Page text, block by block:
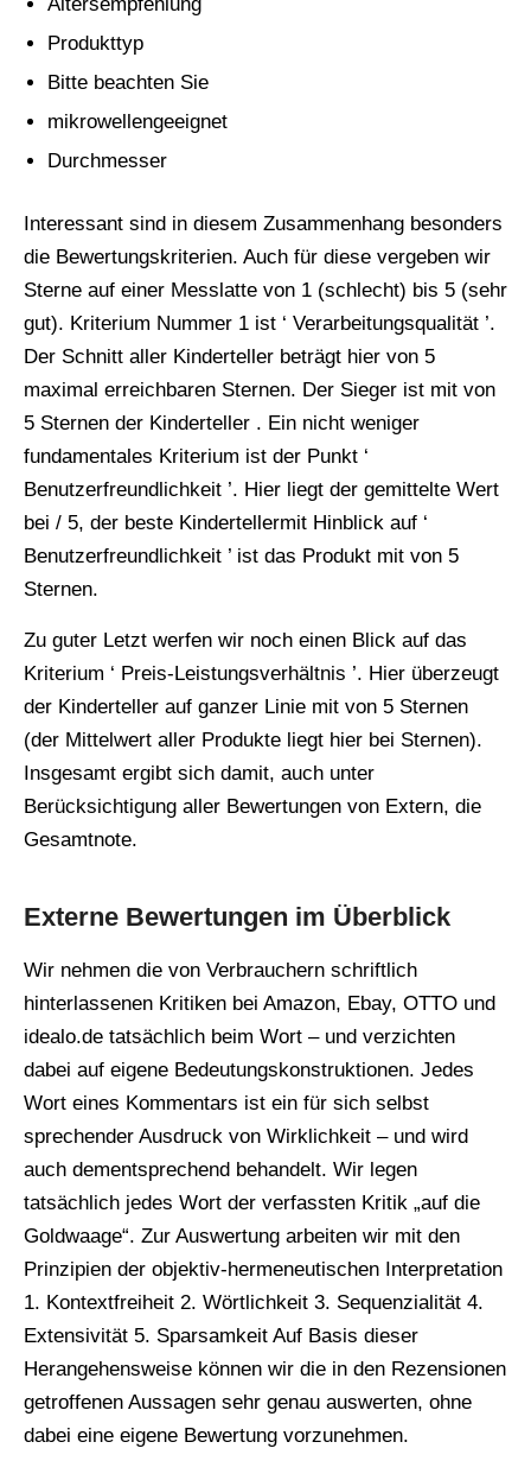
Altersempfehlung
Produkttyp
Bitte beachten Sie
mikrowellengeeignet
Durchmesser
Interessant sind in diesem Zusammenhang besonders
die Bewertungskriterien. Auch für diese vergeben wir
Sterne auf einer Messlatte von 1 (schlecht) bis 5 (sehr
gut). Kriterium Nummer 1 ist ‘ Verarbeitungsqualität ’.
Der Schnitt aller Kinderteller beträgt hier von 5
maximal erreichbaren Sternen. Der Sieger ist mit von
5 Sternen der Kinderteller . Ein nicht weniger
fundamentales Kriterium ist der Punkt ‘
Benutzerfreundlichkeit ’. Hier liegt der gemittelte Wert
bei / 5, der beste Kindertellermit Hinblick auf ‘
Benutzerfreundlichkeit ’ ist das Produkt mit von 5
Sternen.
Zu guter Letzt werfen wir noch einen Blick auf das
Kriterium ‘ Preis-Leistungsverhältnis ’. Hier überzeugt
der Kinderteller auf ganzer Linie mit von 5 Sternen
(der Mittelwert aller Produkte liegt hier bei Sternen).
Insgesamt ergibt sich damit, auch unter
Berücksichtigung aller Bewertungen von Extern, die
Gesamtnote.
Externe Bewertungen im Überblick
Wir nehmen die von Verbrauchern schriftlich
hinterlassenen Kritiken bei Amazon, Ebay, OTTO und
idealo.de tatsächlich beim Wort – und verzichten
dabei auf eigene Bedeutungskonstruktionen. Jedes
Wort eines Kommentars ist ein für sich selbst
sprechender Ausdruck von Wirklichkeit – und wird
auch dementsprechend behandelt. Wir legen
tatsächlich jedes Wort der verfassten Kritik „auf die
Goldwaage“. Zur Auswertung arbeiten wir mit den
Prinzipien der objektiv-hermeneutischen Interpretation
1. Kontextfreiheit 2. Wörtlichkeit 3. Sequenzialität 4.
Extensivität 5. Sparsamkeit Auf Basis dieser
Herangehensweise können wir die in den Rezensionen
getroffenen Aussagen sehr genau auswerten, ohne
dabei eine eigene Bewertung vorzunehmen.